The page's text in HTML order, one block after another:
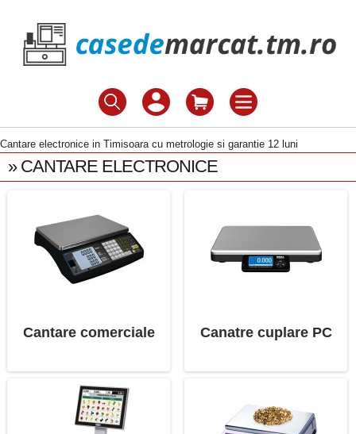
Cantare electronice in Timisoara cu metrologie si garantie 12 luni
» CANTARE ELECTRONICE
Cantare comerciale Canatre cuplare PC